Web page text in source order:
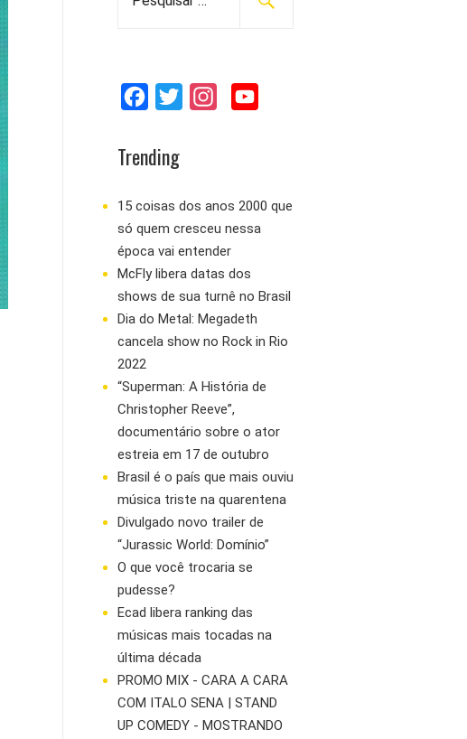
r
o
r
:
c
b
o
o
k
t
e
r
a
g
r
m
u
b
Trending
15 coisas dos anos 2000 que
só quem cresceu nessa
época vai entender
McFly libera datas dos
shows de sua turnê no Brasil
Dia do Metal: Megadeth
cancela show no Rock in Rio
2022
“Superman: A História de
Christopher Reeve”,
documentário sobre o ator
estreia em 17 de outubro
Brasil é o país que mais ouviu
música triste na quarentena
Divulgado novo trailer de
“Jurassic World: Domínio”
O que você trocaria se
pudesse?
Ecad libera ranking das
músicas mais tocadas na
última década
PROMO MIX - CARA A CARA
COM ITALO SENA | STAND
UP COMEDY - MOSTRANDO